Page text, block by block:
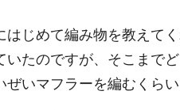
じめて編み物を教えてく
たのですが、そこまで
いマフラーを編むくらい